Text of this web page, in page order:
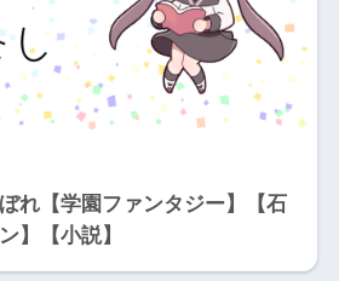
れ【学園ファンタジー】【石
】【小説】